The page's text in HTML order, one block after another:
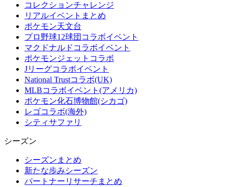
コレクションチャレンジ
リアルイベントまとめ
ポケモン天文台
プロ野球12球団コラボイベント
マクドナルドコラボイベント
ポケモンジェットコラボ
Jリーグコラボイベント
National Trustコラボ(UK)
MLBコラボイベント(アメリカ)
ポケモン化石博物館(シカゴ)
レゴコラボ(海外)
シティサファリ
シーズン
シーズンまとめ
新たな歩みシーズン
パートナーリサーチまとめ